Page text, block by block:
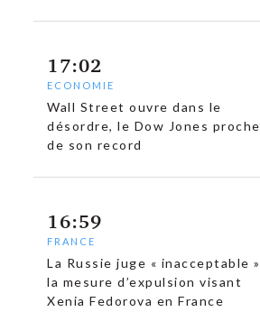
17:02
ECONOMIE
Wall Street ouvre dans le
désordre, le Dow Jones proche
de son record
16:59
FRANCE
La Russie juge « inacceptable »
la mesure d’expulsion visant
Xenia Fedorova en France